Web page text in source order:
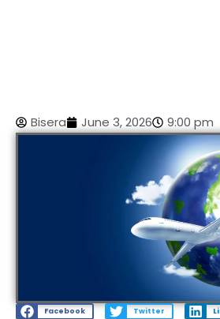
Bisera June 3, 2026 9:00 pm
Facebook Twitter